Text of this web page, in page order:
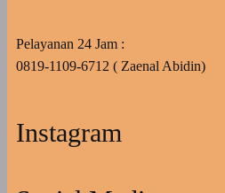
Pelayanan 24 Jam :
0819-1109-6712 ( Zaenal Abidin)
Instagram